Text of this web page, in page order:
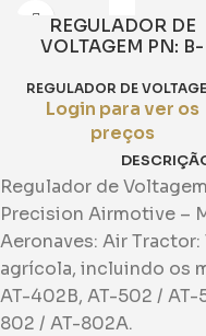
REGULADOR DE
VOLTAGEM PN: B-
REGULADOR DE
Login para ver os
preços
​Regulador de
Precision Airmotive –
​Aeronaves: ​Air
agrícola, incluindo os
AT-402B, AT-502 /
802 / AT-802A.